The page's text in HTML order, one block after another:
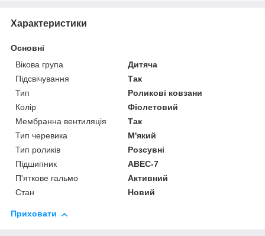
Характеристики
Основні
Вікова група
Дитяча
Підсвічування
Так
Тип
Роликові ковзани
Колір
Фіолетовий
Мембранна вентиляція
Так
Тип черевика
М'який
Тип роликів
Розсувні
Підшипник
ABEC-7
П'яткове гальмо
Активний
Стан
Новий
Приховати